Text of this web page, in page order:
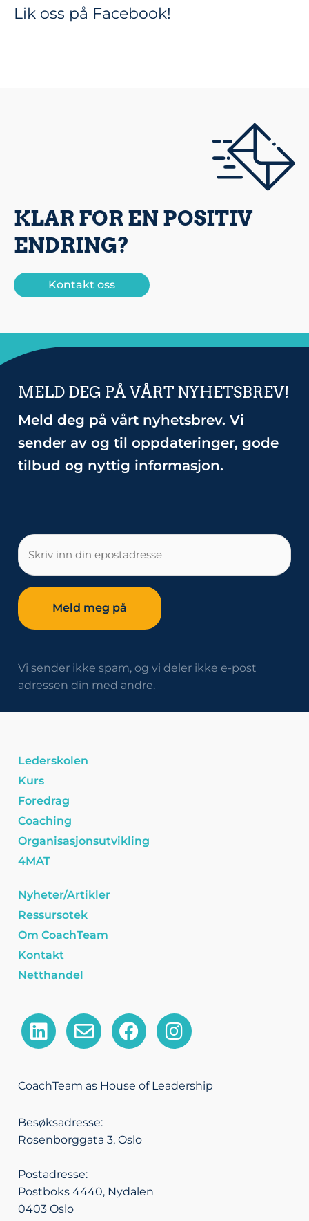
Lik oss på Facebook!
KLAR FOR EN POSITIV
ENDRING?
Kontakt oss
MELD DEG PÅ VÅRT NYHETSBREV!
Meld deg på vårt nyhetsbrev. Vi
sender av og til oppdateringer, gode
tilbud og nyttig informasjon.
E-
post
Vi sender ikke spam, og vi deler ikke e-post
adressen din med andre.
Lederskolen
Kurs
Foredrag
Coaching
Organisasjonsutvikling
4MAT
Nyheter/Artikler
Ressursotek
Om CoachTeam
Kontakt
Netthandel
L
i
k
d
i
E
n
e
o
p
F
a
e
o
I
n
t
CoachTeam as House of Leadership
Besøksadresse:
Rosenborggata 3, Oslo
Postadresse:
Postboks 4440, Nydalen
0403 Oslo